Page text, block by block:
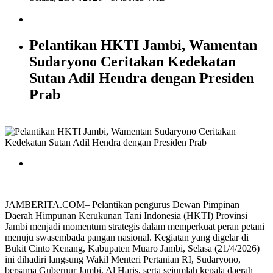
Pelantikan HKTI Jambi, Wamentan
Sudaryono Ceritakan Kedekatan
Sutan Adil Hendra dengan Presiden
Prab
JAMBERITA.COM– Pelantikan pengurus Dewan Pimpinan
Daerah Himpunan Kerukunan Tani Indonesia (HKTI) Provinsi
Jambi menjadi momentum strategis dalam memperkuat peran petani
menuju swasembada pangan nasional. Kegiatan yang digelar di
Bukit Cinto Kenang, Kabupaten Muaro Jambi, Selasa (21/4/2026)
ini dihadiri langsung Wakil Menteri Pertanian RI, Sudaryono,
bersama Gubernur Jambi, Al Haris, serta sejumlah kepala daerah